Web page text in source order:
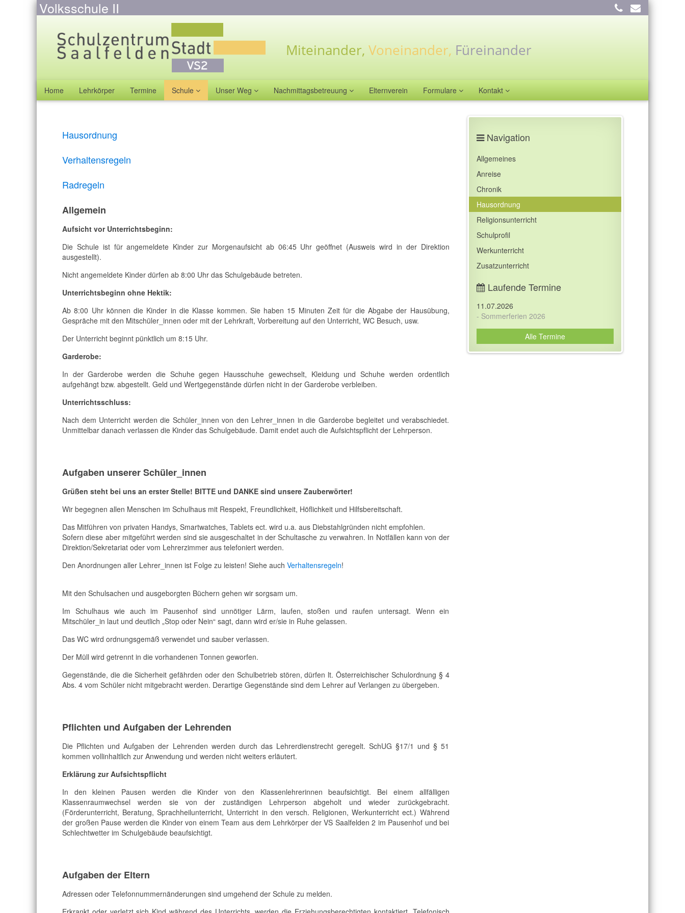
Volksschule II
Miteinander, Voneinander, Füreinander
Home Lehrkörper Termine Schule Unser Weg Nachmittagsbetreuung Elternverein Formulare Kontakt
Hausordnung
Verhaltensregeln
Radregeln
Allgemein
Aufsicht vor Unterrichtsbeginn:
Die Schule ist für angemeldete Kinder zur Morgenaufsicht ab 06:45 Uhr geöffnet (Ausweis wird in der Direktion
ausgestellt).
Nicht angemeldete Kinder dürfen ab 8:00 Uhr das Schulgebäude betreten.
Unterrichtsbeginn ohne Hektik:
Ab 8:00 Uhr können die Kinder in die Klasse kommen. Sie haben 15 Minuten Zeit für die Abgabe der Hausübung,
Gespräche mit den Mitschüler_innen oder mit der Lehrkraft, Vorbereitung auf den Unterricht, WC Besuch, usw.
Der Unterricht beginnt pünktlich um 8:15 Uhr.
Garderobe:
In der Garderobe werden die Schuhe gegen Hausschuhe gewechselt, Kleidung und Schuhe werden ordentlich
aufgehängt bzw. abgestellt. Geld und Wertgegenstände dürfen nicht in der Garderobe verbleiben.
Unterrichtsschluss:
Nach dem Unterricht werden die Schüler_innen von den Lehrer_innen in die Garderobe begleitet und verabschiedet.
Unmittelbar danach verlassen die Kinder das Schulgebäude. Damit endet auch die Aufsichtspflicht der Lehrperson.
Aufgaben unserer Schüler_innen
Grüßen steht bei uns an erster Stelle! BITTE und DANKE sind unsere Zauberwörter!
Wir begegnen allen Menschen im Schulhaus mit Respekt, Freundlichkeit, Höflichkeit und Hilfsbereitschaft.
Das Mitführen von privaten Handys, Smartwatches, Tablets ect. wird u.a. aus Diebstahlgründen nicht empfohlen.
Sofern diese aber mitgeführt werden sind sie ausgeschaltet in der Schultasche zu verwahren. In Notfällen kann von der
Direktion/Sekretariat oder vom Lehrerzimmer aus telefoniert werden.
Den Anordnungen aller Lehrer_innen ist Folge zu leisten! Siehe auch Verhaltensregeln!
Mit den Schulsachen und ausgeborgten Büchern gehen wir sorgsam um.
Im Schulhaus wie auch im Pausenhof sind unnötiger Lärm, laufen, stoßen und raufen untersagt. Wenn ein
Mitschüler_in laut und deutlich „Stop oder Nein“ sagt, dann wird er/sie in Ruhe gelassen.
Das WC wird ordnungsgemäß verwendet und sauber verlassen.
Der Müll wird getrennt in die vorhandenen Tonnen geworfen.
Gegenstände, die die Sicherheit gefährden oder den Schulbetrieb stören, dürfen lt. Österreichischer Schulordnung § 4
Abs. 4 vom Schüler nicht mitgebracht werden. Derartige Gegenstände sind dem Lehrer auf Verlangen zu übergeben.
Pflichten und Aufgaben der Lehrenden
Die Pflichten und Aufgaben der Lehrenden werden durch das Lehrerdienstrecht geregelt. SchUG §17/1 und § 51
kommen vollinhaltlich zur Anwendung und werden nicht weiters erläutert.
Erklärung zur Aufsichtspflicht
In den kleinen Pausen werden die Kinder von den Klassenlehrerinnen beaufsichtigt. Bei einem allfälligen
Klassenraumwechsel werden sie von der zuständigen Lehrperson abgeholt und wieder zurückgebracht.
(Förderunterricht, Beratung, Sprachheilunterricht, Unterricht in den versch. Religionen, Werkunterricht ect.) Während
der großen Pause werden die Kinder von einem Team aus dem Lehrkörper der VS Saalfelden 2 im Pausenhof und bei
Schlechtwetter im Schulgebäude beaufsichtigt.
Aufgaben der Eltern
Adressen oder Telefonnummernänderungen sind umgehend der Schule zu melden.
Navigation
Allgemeines
Anreise
Chronik
Hausordnung
Religionsunterricht
Schulprofil
Werkunterricht
Zusatzunterricht
Laufende Termine
11.07.2026
- Sommerferien 2026
Alle Termine